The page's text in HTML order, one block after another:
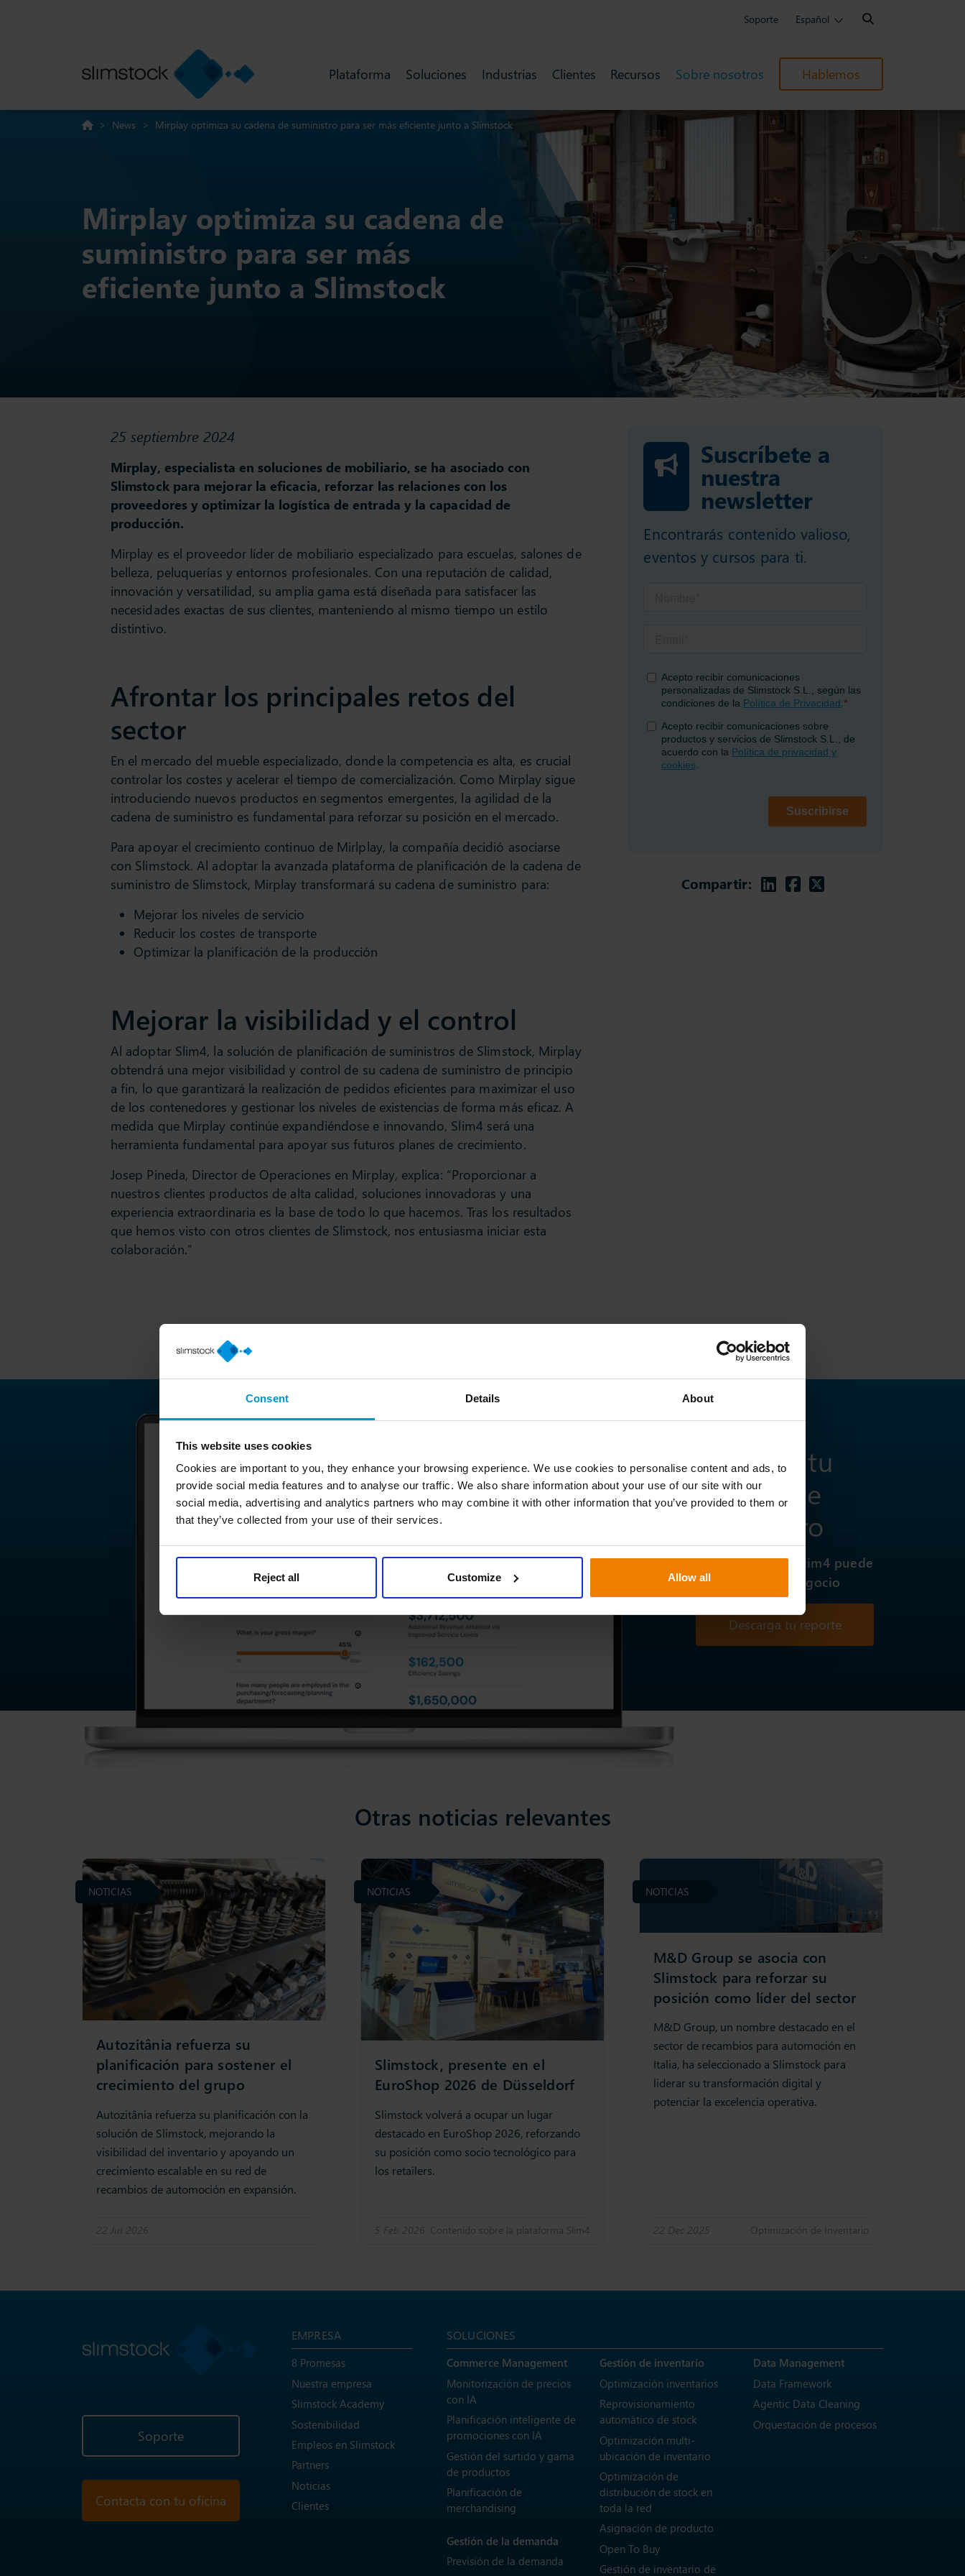
Consent Details About
This website uses cookies
Cookies are important to you, they enhance your browsing experience. We use cookies to personalise content and ads, to
provide social media features and to analyse our traffic. We also share information about your use of our site with our
social media, advertising and analytics partners who may combine it with other information that you’ve provided to them or
that they’ve collected from your use of their services.
Reject all Customize Allow all
Soporte Español
Search:
Plataforma Soluciones Industrias Clientes Recursos Sobre nosotros Hablemos
> News > Mirplay optimiza su cadena de suministro para ser más eficiente junto a Slimstock
Mirplay optimiza su cadena de
suministro para ser más
eficiente junto a Slimstock
25 septiembre 2024
Mirplay, especialista en soluciones de mobiliario, se ha asociado con
Slimstock para mejorar la eficacia, reforzar las relaciones con los
proveedores y optimizar la logística de entrada y la capacidad de
producción.
Mirplay es el proveedor líder de mobiliario especializado para escuelas, salones de
belleza, peluquerías y entornos profesionales. Con una reputación de calidad,
innovación y versatilidad, su amplia gama está diseñada para satisfacer las
necesidades exactas de sus clientes, manteniendo al mismo tiempo un estilo
distintivo.
Afrontar los principales retos del
sector
En el mercado del mueble especializado, donde la competencia es alta, es crucial
controlar los costes y acelerar el tiempo de comercialización. Como Mirplay sigue
introduciendo nuevos productos en segmentos emergentes, la agilidad de la
cadena de suministro es fundamental para reforzar su posición en el mercado.
Para apoyar el crecimiento continuo de Mirlplay, la compañía decidió asociarse
con Slimstock. Al adoptar la avanzada plataforma de planificación de la cadena de
suministro de Slimstock, Mirplay transformará su cadena de suministro para:
Mejorar los niveles de servicio
Reducir los costes de transporte
Optimizar la planificación de la producción
Mejorar la visibilidad y el control
Al adoptar Slim4, la solución de planificación de suministros de Slimstock, Mirplay
obtendrá una mejor visibilidad y control de su cadena de suministro de principio
a fin, lo que garantizará la realización de pedidos eficientes para maximizar el uso
de los contenedores y gestionar los niveles de existencias de forma más eficaz. A
medida que Mirplay continúe expandiéndose e innovando, Slim4 será una
herramienta fundamental para apoyar sus futuros planes de crecimiento.
Josep Pineda, Director de Operaciones en Mirplay, explica: “Proporcionar a
nuestros clientes productos de alta calidad, soluciones innovadoras y una
experiencia extraordinaria es la base de todo lo que hacemos. Tras los resultados
que hemos visto con otros clientes de Slimstock, nos entusiasma iniciar esta
colaboración.”
Suscríbete a
nuestra
newsletter
Encontrarás contenido valioso,
eventos y cursos para ti.
Compartir: Linkedin
Facebook
Twitter
Potencia tu
cadena de
suministro
Descubre cómo Slim4 puede
transformar tu negocio
Descarga tu reporte
Otras noticias relevantes
Autozitânia refuerza su
planificación para sostener el
crecimiento del grupo
Autozitânia refuerza su planificación con la
solución de Slimstock, mejorando la
visibilidad del inventario y apoyando un
crecimiento escalable en su red de
recambios de automoción en expansión.
22 Jul 2026
NOTICIAS
Slimstock, presente en el
EuroShop 2026 de Düsseldorf
Slimstock volverá a ocupar un lugar
destacado en EuroShop 2026, reforzando
su posición como socio tecnológico para
los retailers.
5 Feb 2026 Contenido sobre la plataforma Slim4
NOTICIAS
M&D Group se asocia con
Slimstock para reforzar su
posición como líder del sector
M&D Group, un nombre destacado en el
sector de recambios para automoción en
Italia, ha seleccionado a Slimstock para
liderar su transformación digital y
potenciar la excelencia operativa.
22 Dec 2025 Optimización de Inventario
NOTICIAS
Soporte
Contacta con tu oficina
EMPRESA
8 Promesas
Nuestra empresa
Slimstock Academy
Sostenibilidad
Empleos en Slimstock
Partners
Noticias
Clientes
SOLUCIONES
Commerce Management
Monitorización de precios
con IA
Planificación inteligente de
promociones con IA
Gestión del surtido y gama
de productos
Planificación de
merchandising
Gestión de la demanda
Previsión de la demanda
Gestión de inventario
Optimización inventarios
Reprovisionamiento
automático de stock
Optimización multi-
ubicación de inventario
Optimización de
distribución de stock en
toda la red
Asignación de producto
Open To Buy
Gestión de inventario de
Data Management
Data Framework
Agentic Data Cleaning
Orquestación de procesos